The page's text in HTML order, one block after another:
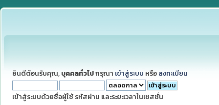
ยินดีต้อนรับคุณ, บุคคลทั่วไปกรุณา เข้าสู่ระบบ หรือ ลงทะเบียน
เข้าสู่ระบบด้วยชื่อผู้ใช้ รหัสผ่าน และระยะเวลาในเซสชั่น